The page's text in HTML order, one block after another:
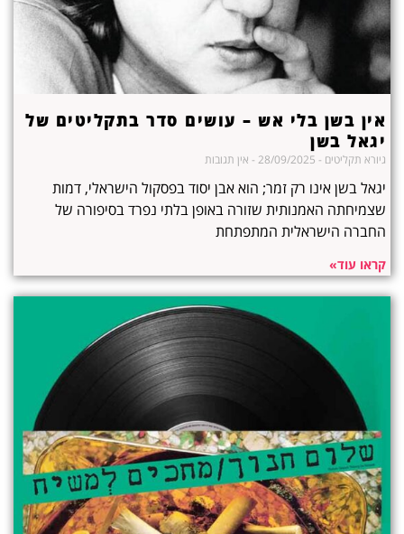
אין בשן בלי אש – עושים סדר בתקליטים של
יגאל בשן
גיורא תקליטים אין תגובות
יגאל בשן אינו רק זמר; הוא אבן יסוד בפסקול הישראלי, דמות
שצמיחתה האמנותית שזורה באופן בלתי נפרד בסיפורה של
החברה הישראלית המתפתחת
קראו עוד»